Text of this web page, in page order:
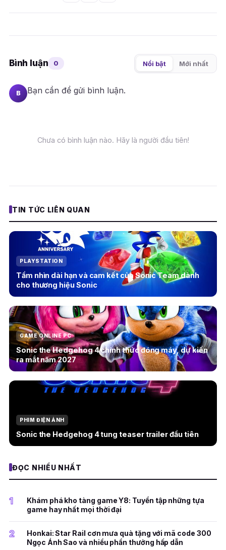
Bình luận 0 Nổi bật Mới nhất
B Bạn cần để gửi bình luận.
Chưa có bình luận nào. Hãy là người đầu tiên!
TIN TỨC LIÊN QUAN
PLAYSTATION
Tầm nhìn dài hạn và cam kết của Sonic Team dành
cho thương hiệu Sonic
GAME ONLINE PC
Sonic the Hedgehog 4 chính thức đóng máy, dự kiến
ra mắt năm 2027
PHIM ĐIỆN ẢNH
Sonic the Hedgehog 4 tung teaser trailer đầu tiên
ĐỌC NHIỀU NHẤT
1
Khám phá kho tàng game Y8: Tuyển tập những tựa
game hay nhất mọi thời đại
2
Honkai: Star Rail cơn mưa quà tặng với mã code 300
Ngọc Ánh Sao và nhiều phần thưởng hấp dẫn